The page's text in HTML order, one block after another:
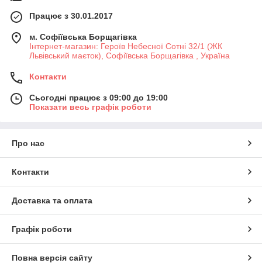
Працює з 30.01.2017
м. Софіївська Борщагівка
Інтернет-магазин: Героїв Небесної Сотні 32/1 (ЖК
Львівський маєток), Софіївська Борщагівка , Україна
Контакти
Сьогодні працює з 09:00 до 19:00
Показати весь графік роботи
Про нас
Контакти
Доставка та оплата
Графік роботи
Повна версія сайту